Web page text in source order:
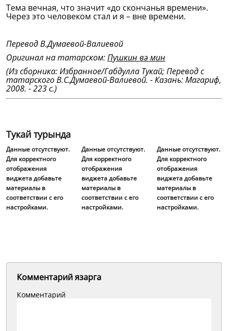
Тема вечная, что значит «до скончанья времени».
Через это человеком стал и я – вне времени.
Перевод В.Думаевой-Валиевой
Оригинал на татарском:Пушкин вә мин
(Из сборника: Избранное/Габдулла Тукай; Перевод с
татарского В.С.Думаевой-Валиевой. - Казань: Магариф,
2008. - 223 с.)
Тукай турында
Данные отсутствуют.
Для корректного
отображения
виджета добавьте
материалы в
соответствии с его
настройками.
Данные отсутствуют.
Для корректного
отображения
виджета добавьте
материалы в
соответствии с его
настройками.
Данные отсутствуют.
Для корректного
отображения
виджета добавьте
материалы в
соответствии с его
настройками.
Комментарий язарга
Комментарий